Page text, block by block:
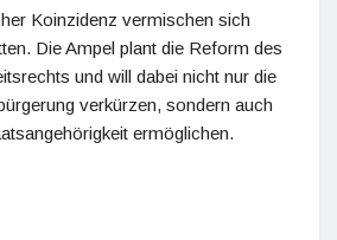
Koinzidenz vermischen sich
Die Ampel plant die Reform des
und will dabei nicht nur die
verkürzen, sondern auch
ermöglichen.